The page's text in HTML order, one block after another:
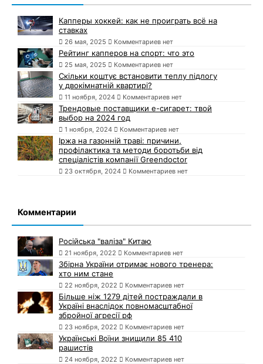
Капперы хоккей: как не проиграть всё на
ставках
26 мая, 2025 Комментариев нет
Рейтинг капперов на спорт: что это
25 мая, 2025 Комментариев нет
Скільки коштує встановити теплу підлогу
у двокімнатній квартирі?
11 ноября, 2024 Комментариев нет
Трендовые поставщики e-сигарет: твой
выбор на 2024 год
1 ноября, 2024 Комментариев нет
Іржа на газонній траві: причини,
профілактика та методи боротьби від
спеціалістів компанії Greendoctor
23 октября, 2024 Комментариев нет
Комментарии
Російська "валіза" Китаю
21 ноября, 2022 Комментариев нет
Збірна України отримає нового тренера:
хто ним стане
22 ноября, 2022 Комментариев нет
Більше ніж 1279 дітей постраждали в
Україні внаслідок повномасштабної
збройної агресії рф
23 ноября, 2022 Комментариев нет
Українські Воїни знищили 85 410
рашистів
24 ноября, 2022 Комментариев нет